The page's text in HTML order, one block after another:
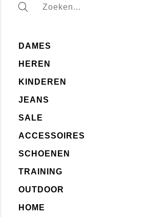
DAMES
HEREN
KINDEREN
JEANS
SALE
ACCESSOIRES
SCHOENEN
TRAINING
OUTDOOR
HOME